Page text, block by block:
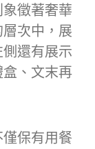
徵著奢華
次中，展
還有展示
、文末再
保有用餐